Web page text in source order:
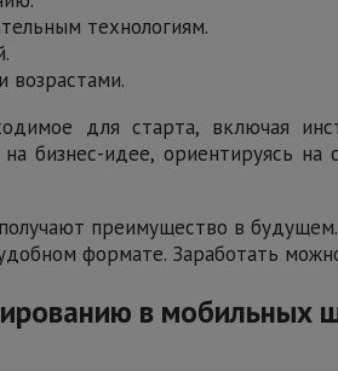
технологиям.
возрастами.
для старта, включая
бизнес-идее, ориентируясь
преимущество в
формате. Заработать
в мобильных